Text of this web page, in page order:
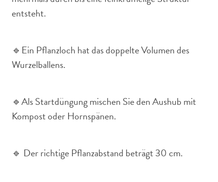
entsteht.
🔹Ein Pflanzloch hat das doppelte Volumen des
Wurzelballens.
🔹Als Startdüngung mischen Sie den Aushub mit
Kompost oder Hornspänen.
🔹 Der richtige Pflanzabstand beträgt 30 cm.